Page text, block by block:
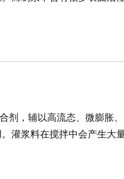
剂，辅以高流态、微膨胀
灌浆料在搅拌中会产生大